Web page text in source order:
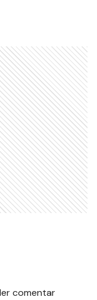
comentar